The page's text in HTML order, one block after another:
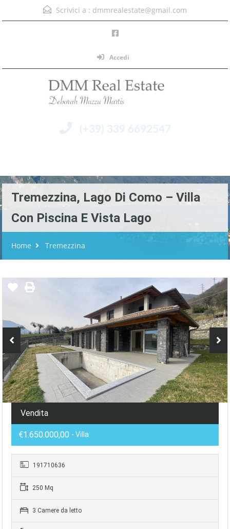
Scrivici a : dmmrealestate@gmail.com
Accedi
(+39) 339 6692547
Tremezzina, Lago Di Como – Villa
Con Piscina E Vista Lago
Home Tremezzina
Vendita
€1.650.000,00 - Villa
191710636
250 Mq
3 Camere da letto